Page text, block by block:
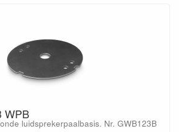
WPB
luidsprekerpaalbasis. Nr. GWB123B